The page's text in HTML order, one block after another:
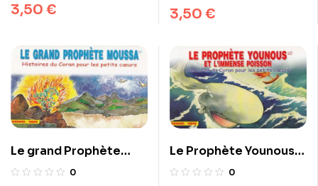
3,50 € 3,50 €
Le grand Prophète
Moussa
0
Le Prophète Younous
et l’immense poisson
0